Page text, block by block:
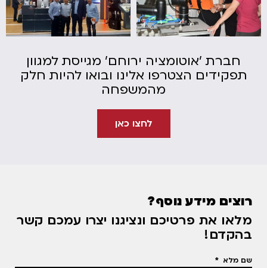
חברת 'אוטומציה ירוחם' מגייסת למגוון
תפקידים הצטרפו אלינו ובואו להיות חלק
מהמשפחה
לחצו כאן
רוצים מידע נוסף?
מלאו את פרטיכם ונציגנו יצרו עמכם קשר
בהקדם!
שם מלא